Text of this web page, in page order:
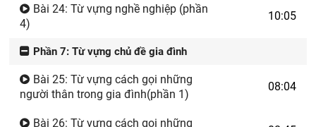
Bài 24: Từ vựng nghề nghiệp (phần
4)
10:05
Phần 7: Từ vựng chủ đề gia đình
Bài 25: Từ vựng cách gọi những
người thân trong gia đình(phần 1)
08:04
Bài 26: Từ vựng cách gọi những